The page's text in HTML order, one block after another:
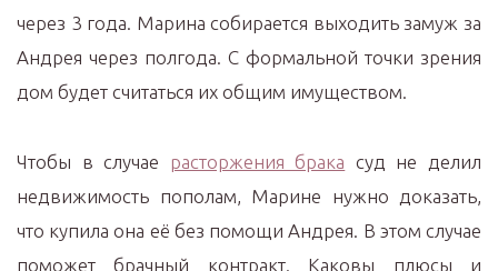
через 3 года. Марина собирается выходить замуж за
Андрея через полгода. С формальной точки зрения
дом будет считаться их общим имуществом.
Чтобы в случае расторжения брака суд не делил
недвижимость пополам, Марине нужно доказать,
что купила она её без помощи Андрея. В этом случае
поможет брачный контракт. Каковы плюсы и